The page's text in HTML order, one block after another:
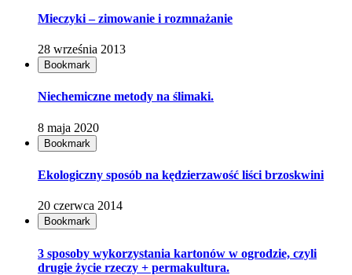
Mieczyki – zimowanie i rozmnażanie
28 września 2013
Bookmark
Niechemiczne metody na ślimaki.
8 maja 2020
Bookmark
Ekologiczny sposób na kędzierzawość liści brzoskwini
20 czerwca 2014
Bookmark
3 sposoby wykorzystania kartonów w ogrodzie, czyli
drugie życie rzeczy + permakultura.